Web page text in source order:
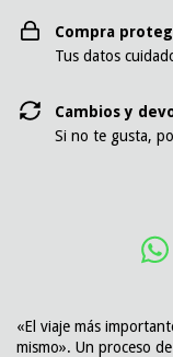
Compra
Tus datos
Cambios y
Si no te gusta,
«El viaje más
mismo». Un proceso